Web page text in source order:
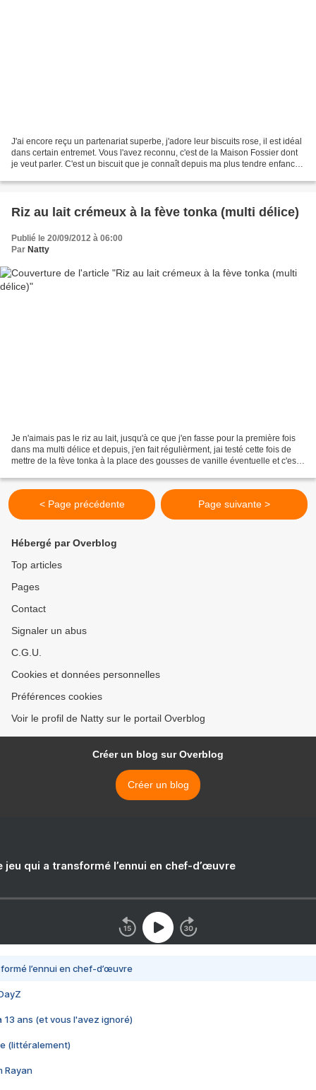
J'ai encore reçu un partenariat superbe, j'adore leur biscuits rose, il est idéal
dans certain entremet. Vous l'avez reconnu, c'est de la Maison Fossier dont
je veut parler. C'est un biscuit que je connaît depuis ma plus tendre enfance
Riz au lait crémeux à la fève tonka (multi délice)
Publié le 20/09/2012 à 06:00
Par Natty
Je n'aimais pas le riz au lait, jusqu'à ce que j'en fasse pour la première fois
dans ma multi délice et depuis, j'en fait régulièrment, jai testé cette fois de
mettre de la fève tonka à la place des gousses de vanille éventuelle et c'est
< Page précédente Page suivante >
Hébergé par Overblog
Top articles
Pages
Contact
Signaler un abus
C.G.U.
Cookies et données personnelles
Préférences cookies
Voir le profil de Natty sur le portail Overblog
Créer un blog sur Overblog
Créer un blog
jeu qui a transformé l’ennui en chef-d’œuvre
l’ennui en chef-d’œuvre
13 ans (et vous l'avez ignoré)
(littéralement)
Rayan